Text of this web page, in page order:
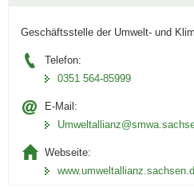
Geschäftsstelle der Umwelt- und
Telefon:
0351 564-85999
E-Mail:
Webseite: